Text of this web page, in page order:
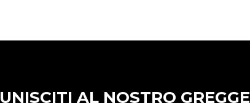
UNISCITI AL NOSTRO GREGGE